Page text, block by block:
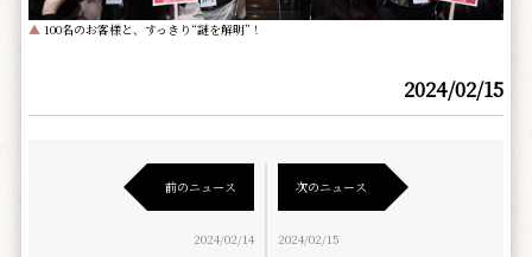
▲100名のお客様と、すっきり“謎を解明”！
2024/02/15
前のニュース
2024/02/14
次のニュース
2024/02/15